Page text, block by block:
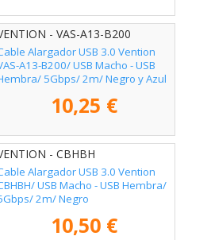
- VAS-A13-B200
Alargador USB 3.0 Vention
A13-B200/ USB Macho - USB
5Gbps/ 2m/ Negro y Azul
10,25 €
- CBHBH
Alargador USB 3.0 Vention
USB Macho - USB Hembra/
2m/ Negro
10,50 €